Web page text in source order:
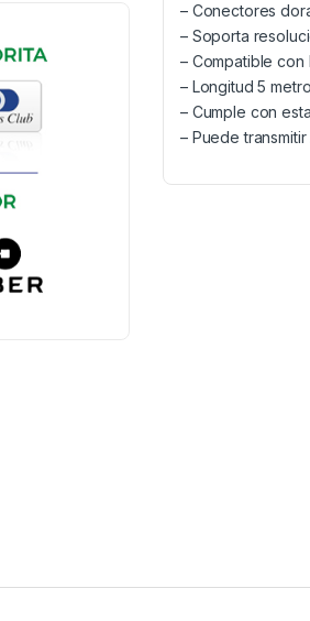
– Conectores
– Soporta
– Compatible con
– Longitud 5
– Cumple con
– Puede